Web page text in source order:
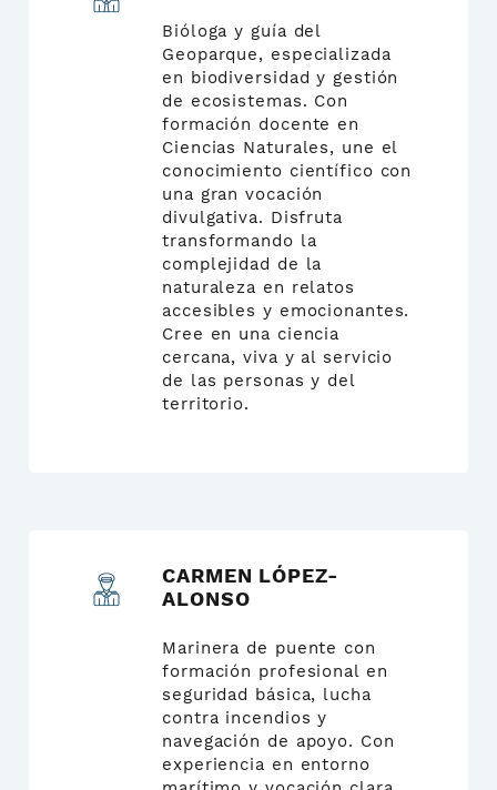
Bióloga y guía del
Geoparque, especializada
en biodiversidad y gestión
de ecosistemas. Con
formación docente en
Ciencias Naturales, une el
conocimiento científico con
una gran vocación
divulgativa. Disfruta
transformando la
complejidad de la
naturaleza en relatos
accesibles y emocionantes.
Cree en una ciencia
cercana, viva y al servicio
de las personas y del
territorio.
CARMEN LÓPEZ-
ALONSO
Marinera de puente con
formación profesional en
seguridad básica, lucha
contra incendios y
navegación de apoyo. Con
experiencia en entorno